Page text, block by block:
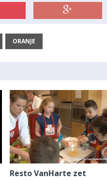
ORANJE
Resto VanHarte zet